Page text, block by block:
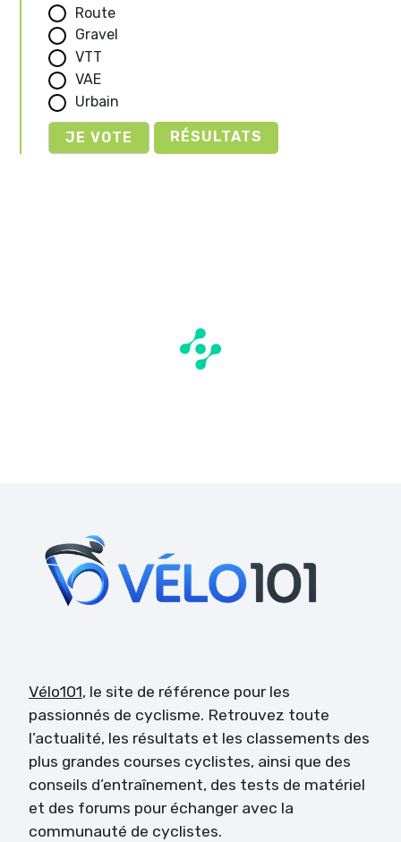
Route
Gravel
VTT
VAE
Urbain
RÉSULTATS
Vélo101, le site de référence pour les
passionnés de cyclisme. Retrouvez toute
l’actualité, les résultats et les classements des
plus grandes courses cyclistes, ainsi que des
conseils d’entraînement, des tests de matériel
et des forums pour échanger avec la
communauté de cyclistes.